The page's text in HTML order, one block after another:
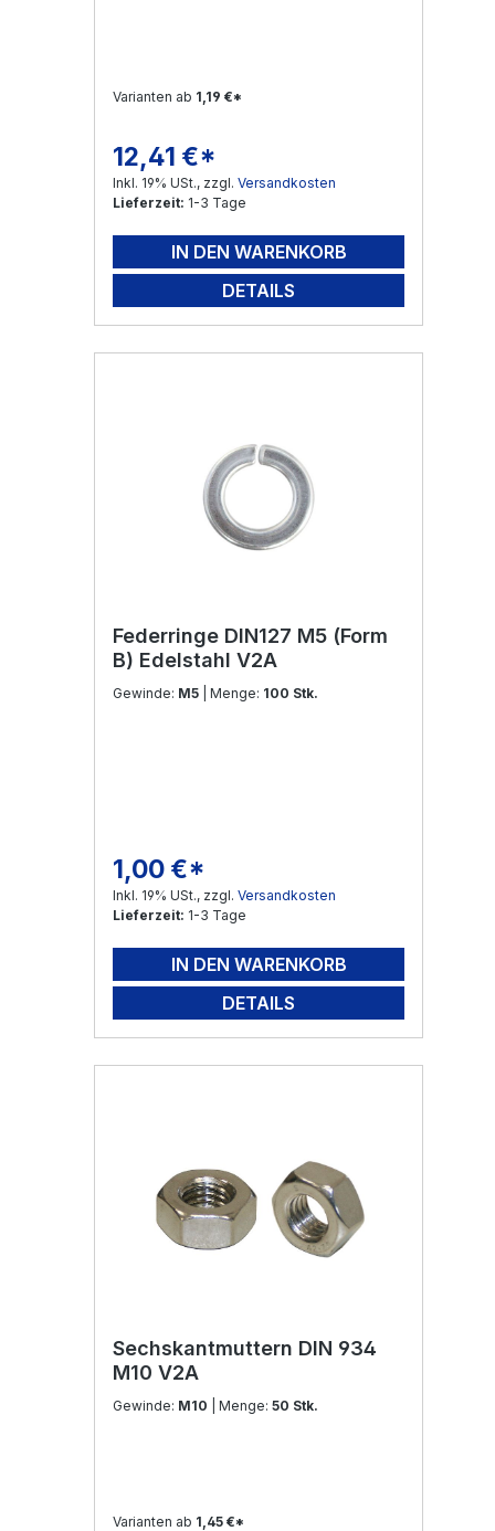
Varianten ab 1,19 €*
Regulärer Preis:
12,41 €*
Inkl. 19% USt., zzgl. Versandkosten
Lieferzeit: 1-3 Tage
IN DEN WARENKORB
DETAILS
Federringe DIN127 M5 (Form
B) Edelstahl V2A
Gewinde: M5 | Menge: 100 Stk.
Regulärer Preis:
1,00 €*
Inkl. 19% USt., zzgl. Versandkosten
Lieferzeit: 1-3 Tage
IN DEN WARENKORB
DETAILS
Sechskantmuttern DIN 934
M10 V2A
Gewinde: M10 | Menge: 50 Stk.
Varianten ab 1,45 €*